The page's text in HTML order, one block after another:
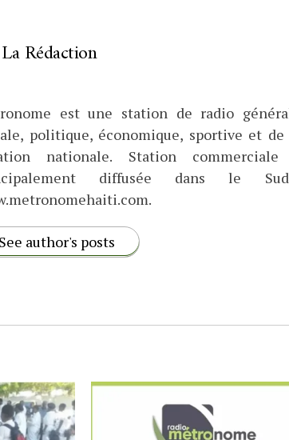
La Rédaction
est une station de radio
politique, économique, sportive et
nationale. Station
diffusée dans le
See author's posts